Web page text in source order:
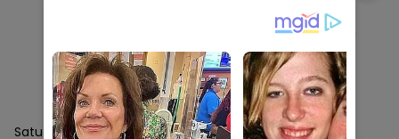
Kajari Sidrap Lantik Kasi Datun dan Kasi
Pidum Baru
News Januari 30, 2026
Satu topnews